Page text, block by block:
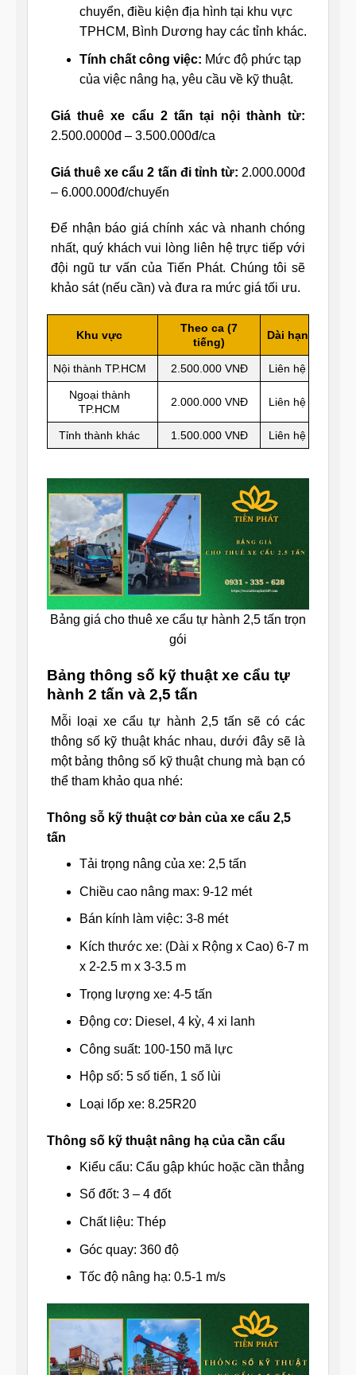
chuyển, điều kiện địa hình tại khu vực
TPHCM, Bình Dương hay các tỉnh khác.
Tính chất công việc: Mức độ phức tạp
của việc nâng hạ, yêu cầu về kỹ thuật.
Giá thuê xe cẩu 2 tấn tại nội thành từ:
2.500.0000đ – 3.500.000đ/ca
Giá thuê xe cẩu 2 tấn đi tỉnh từ: 2.000.000đ
– 6.000.000đ/chuyến
Để nhận báo giá chính xác và nhanh chóng
nhất, quý khách vui lòng liên hệ trực tiếp với
đội ngũ tư vấn của Tiến Phát. Chúng tôi sẽ
khảo sát (nếu cần) và đưa ra mức giá tối ưu.
Khu vực
Theo ca (7
tiếng)
Dài hạn
Nội thành TP.HCM 2.500.000 VNĐ Liên hệ
Ngoại thành
TP.HCM
2.000.000 VNĐ Liên hệ
Tỉnh thành khác 1.500.000 VNĐ Liên hệ
Bảng giá cho thuê xe cẩu tự hành 2,5 tấn trọn
gói
Bảng thông số kỹ thuật xe cẩu tự
hành 2 tấn và 2,5 tấn
Mỗi loại xe cẩu tự hành 2,5 tấn sẽ có các
thông số kỹ thuật khác nhau, dưới đây sẽ là
một bảng thông số kỹ thuật chung mà bạn có
thể tham khảo qua nhé:
Thông sỗ kỹ thuật cơ bản của xe cẩu 2,5
tấn
Tải trọng nâng của xe: 2,5 tấn
Chiều cao nâng max: 9-12 mét
Bán kính làm việc: 3-8 mét
Kích thước xe: (Dài x Rộng x Cao) 6-7 m
x 2-2.5 m x 3-3.5 m
Trọng lượng xe: 4-5 tấn
Động cơ: Diesel, 4 kỳ, 4 xi lanh
Công suất: 100-150 mã lực
Hộp số: 5 số tiến, 1 số lùi
Loại lốp xe: 8.25R20
Thông số kỹ thuật nâng hạ của cần cẩu
Kiểu cẩu: Cẩu gập khúc hoặc cần thẳng
Số đốt: 3 – 4 đốt
Chất liệu: Thép
Góc quay: 360 độ
Tốc độ nâng hạ: 0.5-1 m/s